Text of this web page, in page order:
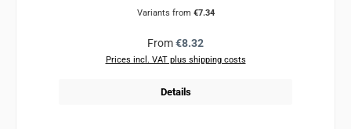
Variants from €7.34
Regular price:
From€8.32
Prices incl. VAT plus shipping costs
Details